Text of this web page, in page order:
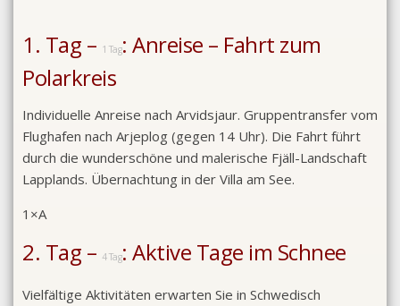
1. Tag – 1 Tag: Anreise – Fahrt zum
Polarkreis
Individuelle Anreise nach Arvidsjaur. Gruppentransfer vom
Flughafen nach Arjeplog (gegen 14 Uhr). Die Fahrt führt
durch die wunderschöne und malerische Fjäll-Landschaft
Lapplands. Übernachtung in der Villa am See.
1×A
2. Tag – 4 Tag: Aktive Tage im Schnee
Vielfältige Aktivitäten erwarten Sie in Schwedisch